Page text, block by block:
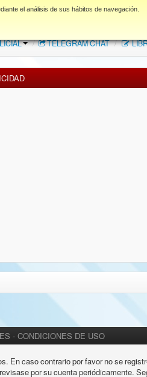
el análisis de sus hábitos de navegación.
Descargas
/ TELEGRAM CHAT /
- CONDICIONES DE USO
En caso contrario por favor no se
por su cuenta periódicamente.